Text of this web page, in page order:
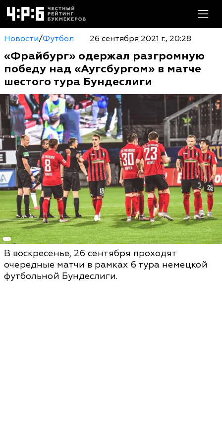
Новости/Футбол 26 сентября 2021 г., 20:28
«Фрайбург» одержал разгромную
победу над «Аугсбургом» в матче
шестого тура Бундеслиги
В воскресенье, 26 сентября проходят
очередные матчи в рамках 6 тура немецкой
футбольной Бундеслиги.